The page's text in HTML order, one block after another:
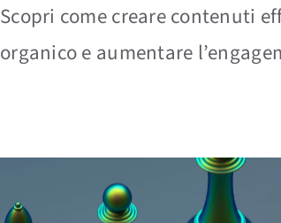
Scopri come creare contenuti
organico e aumentare